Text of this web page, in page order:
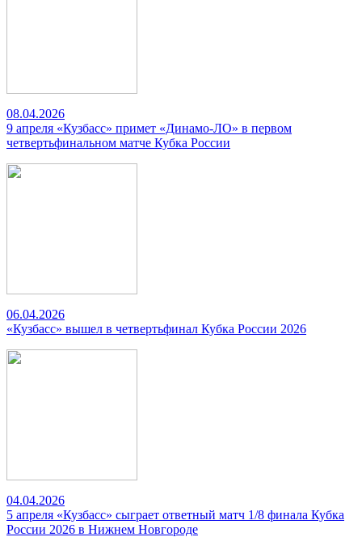
08.04.2026
9 апреля «Кузбасс» примет «Динамо-ЛО» в первом
четвертьфинальном матче Кубка России
06.04.2026
«Кузбасс» вышел в четвертьфинал Кубка России 2026
04.04.2026
5 апреля «Кузбасс» сыграет ответный матч 1/8 финала Кубка
России 2026 в Нижнем Новгороде